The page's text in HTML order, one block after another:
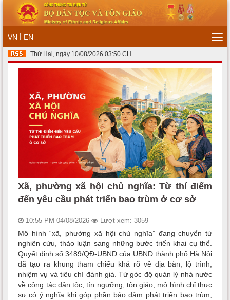
VN | EN
Thứ Hai, ngày 10/08/2026 03:50 CH
Xã, phường xã hội chủ nghĩa: Từ thí điểm
đến yêu cầu phát triển bao trùm ở cơ sở
10:55 PM 04/08/2026 Lượt xem: 3059
Mô hình “xã, phường xã hội chủ nghĩa” đang chuyển từ
nghiên cứu, thảo luận sang những bước triển khai cụ thể.
Quyết định số 3489/QĐ-UBND của UBND thành phố Hà Nội
đã tạo ra khung tham chiếu khá rõ về địa bàn, lộ trình,
nhiệm vụ và tiêu chí đánh giá. Từ góc độ quản lý nhà nước
về công tác dân tộc, tín ngưỡng, tôn giáo, mô hình chỉ thực
sự có ý nghĩa khi góp phần bảo đảm phát triển bao trùm,